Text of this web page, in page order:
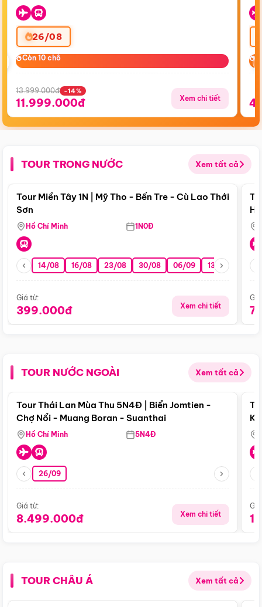
26/08
Còn 10 chỗ
Còn 10 chỗ
13.999.000đ -14%
11.999.000đ Xem chi tiết
TOUR TRONG NƯỚC Xem tất cả
Điểm nổi bật
Tour Miền Tây 1N | Mỹ Tho - Bến Tre - Cù Lao Thới
Sơn
Hồ Chí Minh 1N0Đ
14/08 16/08 23/08 30/08 06/09 13/09 20/09
Giá từ:
399.000đ Xem chi tiết
TOUR NƯỚC NGOÀI Xem tất cả
Điểm nổi bật
Tour Thái Lan Mùa Thu 5N4Đ | Biển Jomtien -
Chợ Nổi - Muang Boran - Suanthai
Hồ Chí Minh 5N4Đ
26/09
Giá từ:
8.499.000đ Xem chi tiết
TOUR CHÂU Á Xem tất cả
Điểm nổi bật